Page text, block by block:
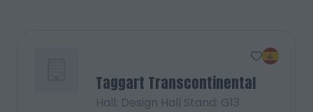
Taggart Transcontinental
Hall: Design Hall Stand: G13